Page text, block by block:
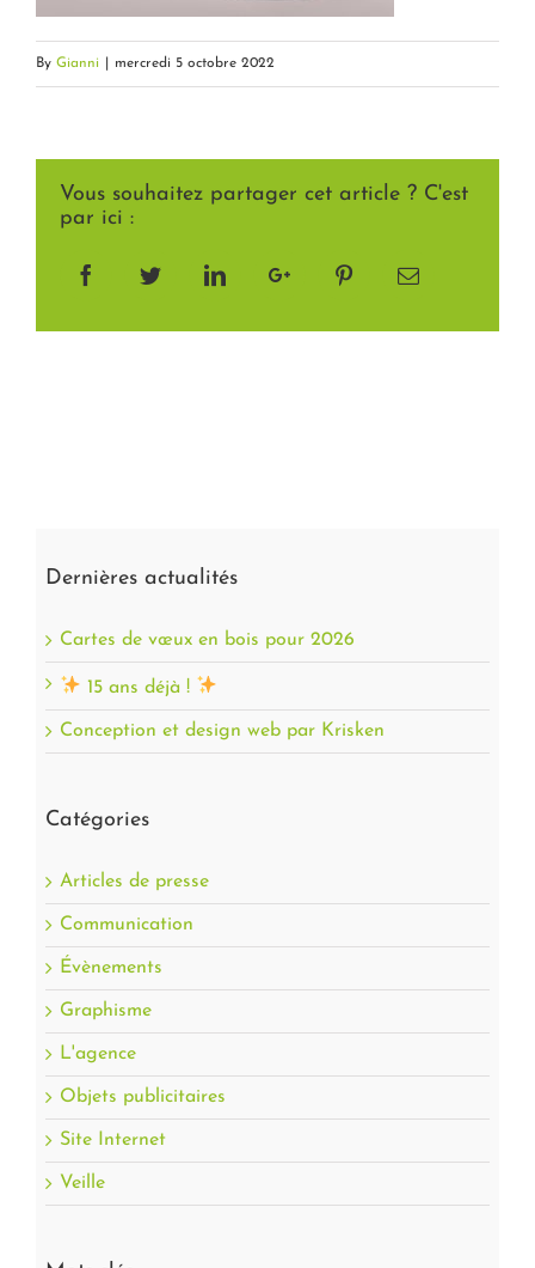
By Gianni mercredi 5 octobre 2022
Vous souhaitez partager cet article ? C'est
par ici :
FacebookTwitterLinkedInGoogle+ PinterestEmail
Dernières actualités
Cartes de vœux en bois pour 2026
15 ans déjà !
Conception et design web par Krisken
Catégories
Articles de presse
Communication
Évènements
Graphisme
L'agence
Objets publicitaires
Site Internet
Veille